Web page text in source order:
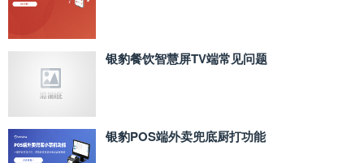
银豹餐饮智慧屏TV端常见问题
银豹POS端外卖兜底厨打功能